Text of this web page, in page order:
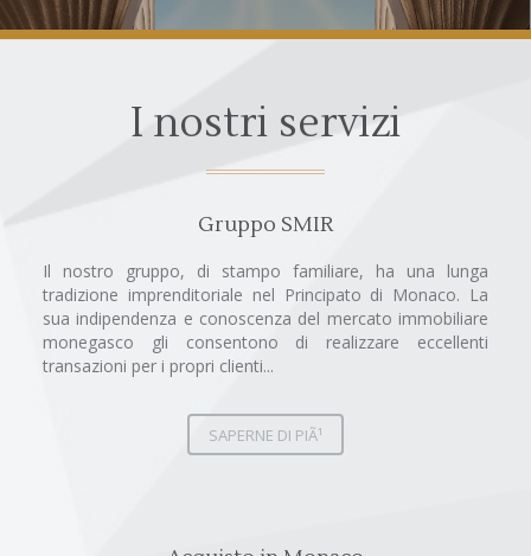
I nostri servizi
Gruppo SMIR
Il nostro gruppo, di stampo familiare, ha una lunga
tradizione imprenditoriale nel Principato di Monaco. La
sua indipendenza e conoscenza del mercato immobiliare
monegasco gli consentono di realizzare eccellenti
transazioni per i propri clienti...
SAPERNE DI PIÃ¹